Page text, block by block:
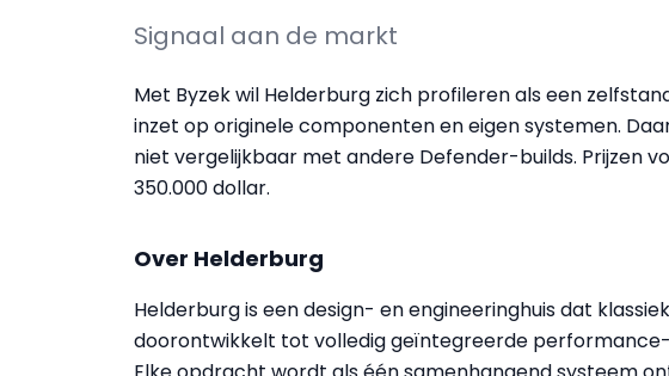
Signaal aan de markt
Met Byzek wil Helderburg zich profileren als een
inzet op originele componenten en eigen systemen.
niet vergelijkbaar met andere Defender-builds. Prijzen
350.000 dollar.
Over Helderburg
Helderburg is een design- en engineeringhuis dat
doorontwikkelt tot volledig geïntegreerde